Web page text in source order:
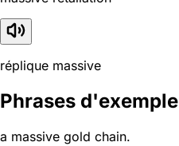
réplique massive
Phrases d'exemple
a massive gold chain.